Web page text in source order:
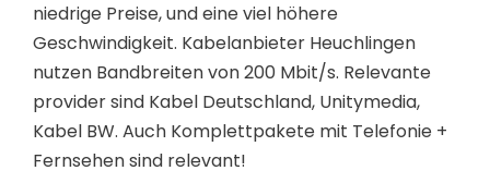
niedrige Preise, und eine viel höhere
Geschwindigkeit. Kabelanbieter Heuchlingen
nutzen Bandbreiten von 200 Mbit/s. Relevante
provider sind Kabel Deutschland, Unitymedia,
Kabel BW. Auch Komplettpakete mit Telefonie +
Fernsehen sind relevant!